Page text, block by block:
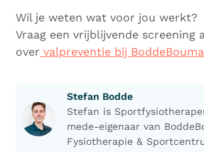
Wil je weten wat voor jou werkt?
Vraag een vrijblijvende screening
over valpreventie bij
Stefan Bodde
Stefan is
mede-eigenaar van
Fysiotherapie &